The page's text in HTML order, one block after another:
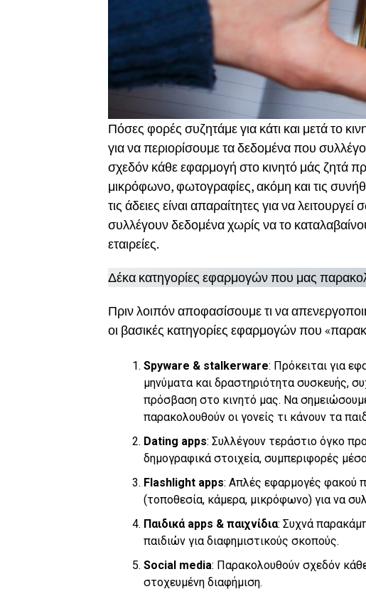
Πόσες φορές συζητάμε για κάτι και μετά το
για να περιορίσουμε τα δεδομένα που
σχεδόν κάθε εφαρμογή στο κινητό μάς ζητά
μικρόφωνο, φωτογραφίες, ακόμη και τις
τις άδειες είναι απαραίτητες για να
συλλέγουν δεδομένα χωρίς να το
εταιρείες.
Δέκα κατηγορίες εφαρμογών που μας
Πριν λοιπόν αποφασίσουμε τι να
οι βασικές κατηγορίες εφαρμογών που
Spyware & stalkerware: Πρόκειται για
μηνύματα και δραστηριότητα συσκευής,
πρόσβαση στο κινητό μας. Να
παρακολουθούν οι γονείς τι κάνουν τα
Dating apps: Συλλέγουν τεράστιο όγκο
δημογραφικά στοιχεία, συμπεριφορές
Flashlight apps: Απλές εφαρμογές φακού
(τοποθεσία, κάμερα, μικρόφωνο) για να
Παιδικά apps & παιχνίδια: Συχνά
παιδιών για διαφημιστικούς σκοπούς.
Social media: Παρακολουθούν σχεδόν
στοχευμένη διαφήμιση.